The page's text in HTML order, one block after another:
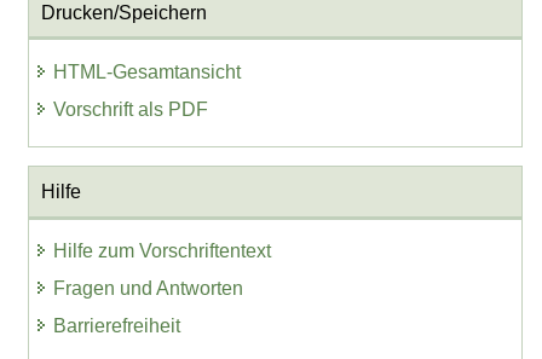
Drucken/Speichern
HTML-Gesamtansicht
Vorschrift als PDF
Hilfe
Hilfe zum Vorschriftentext
Fragen und Antworten
Barrierefreiheit